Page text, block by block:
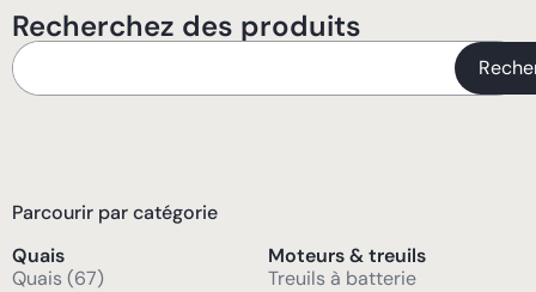
Recherchez des produits
Parcourir par catégorie
Quais
Quais (67)
Moteurs & treuils
Treuils à batterie